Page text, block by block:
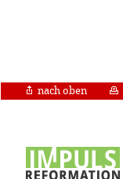
nach oben